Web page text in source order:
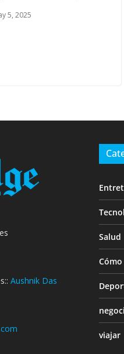
5, 2025
Aushnik Das
Salud
Cómo
viajar